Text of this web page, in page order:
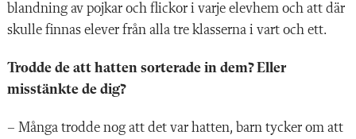
blandning av pojkar och flickor i varje elevhem och att där
skulle finnas elever från alla tre klasserna i vart och ett.
Trodde de att hatten sorterade in dem? Eller
misstänkte de dig?
– Många trodde nog att det var hatten, barn tycker om att